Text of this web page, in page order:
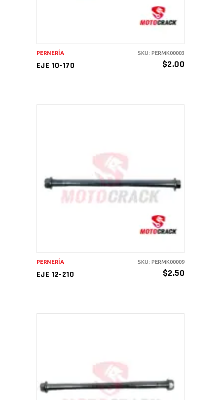
EJE 10-170 $2.00
PERNERÍA SKU: PERMK00003
AÑADIR AL CARRITO
EJE 12-210 $2.50
PERNERÍA SKU: PERMK00009
AÑADIR AL CARRITO